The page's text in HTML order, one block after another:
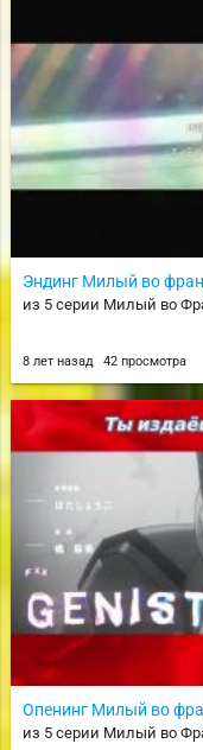
Эндинг Милый во
из 5 серии Милый во
8 лет назад 42 просмотра
Опенинг Милый во
из 5 серии Милый во